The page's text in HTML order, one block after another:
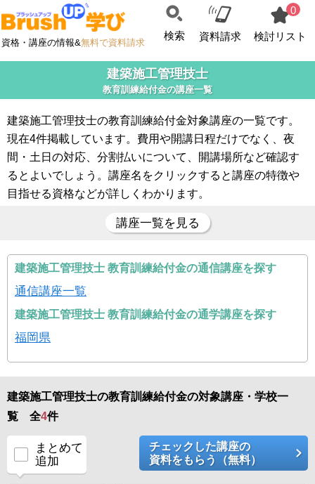
資格・講座の情報&無料で資料請求
検索 資料請求
0
検討リスト
建築施工管理技士
教育訓練給付金の講座一覧
建築施工管理技士の教育訓練給付金対象講座の一覧です。
現在4件掲載しています。費用や開講日程だけでなく、夜
間・土日の対応、分割払いについて、開講場所など確認す
るとよいでしょう。講座名をクリックすると講座の特徴や
目指せる資格などが詳しくわかります。
講座一覧を見る
建築施工管理技士 教育訓練給付金の通信講座を探す
通信講座一覧
建築施工管理技士 教育訓練給付金の通学講座を探す
福岡県
建築施工管理技士の教育訓練給付金の対象講座・学校一
覧 全4件
まとめて
追加
チェックした講座の
資料をもらう（無料）